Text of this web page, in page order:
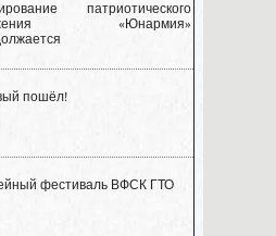
патриотического
«Юнармия»
пошёл!
фестиваль ВФСК ГТО